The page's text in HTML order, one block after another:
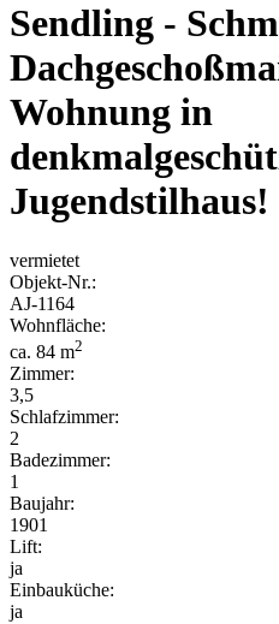
Sendling -
Wohnung in
Jugendstilhaus!
vermietet
Objekt-Nr.:
AJ-1164
Wohnfläche:
ca. 84 m2
Zimmer:
3,5
Schlafzimmer:
2
Badezimmer:
1
Baujahr:
1901
Lift:
ja
Einbauküche:
ja